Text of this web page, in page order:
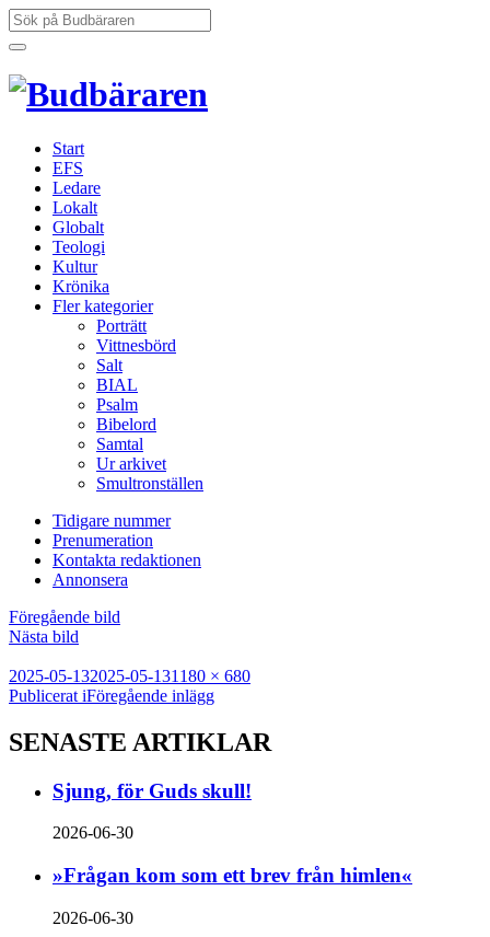
Hoppa
till
innehåll
Sök
efter:
Start
EFS
Ledare
Lokalt
Globalt
Teologi
Kultur
Krönika
Fler kategorier
Porträtt
Vittnesbörd
Salt
BIAL
Psalm
Bibelord
Samtal
Ur arkivet
Smultronställen
Tidigare nummer
Prenumeration
Kontakta redaktionen
Annonsera
Föregående bild
Nästa bild
Postat
2025-05-132025-05-13Full
storlek
1180 × 680
Inläggsnavigering
Publicerat iFöregående inlägg
SENASTE ARTIKLAR
Sjung, för Guds skull!
2026-06-30
»Frågan kom som ett brev från himlen«
2026-06-30